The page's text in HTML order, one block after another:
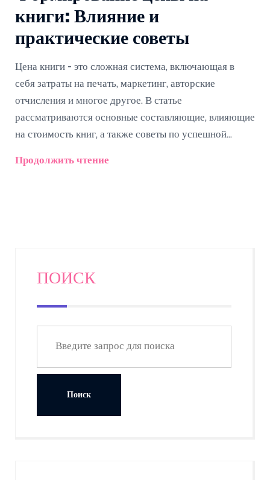
книги: Влияние и
практические советы
Цена книги - это сложная система, включающая в
себя затраты на печать, маркетинг, авторские
отчисления и многое другое. В статье
рассматриваются основные составляющие, влияющие
на стоимость книг, а также советы по успешной
бюджете. Понимание процесса формирования цены
Продолжить чтение
ПОИСК